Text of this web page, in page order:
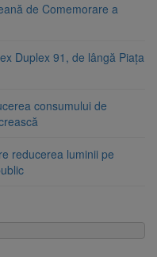
de Comemorare a
Duplex 91, de lângă Piața
consumului de
reducerea luminii pe